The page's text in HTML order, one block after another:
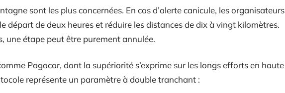
sont les plus concernées. En cas d’alerte canicule, les organisateurs
départ de deux heures et réduire les distances de dix à vingt kilomètres.
une étape peut être purement annulée.
Pogacar, dont la supériorité s’exprime sur les longs efforts en haute
représente un paramètre à double tranchant :